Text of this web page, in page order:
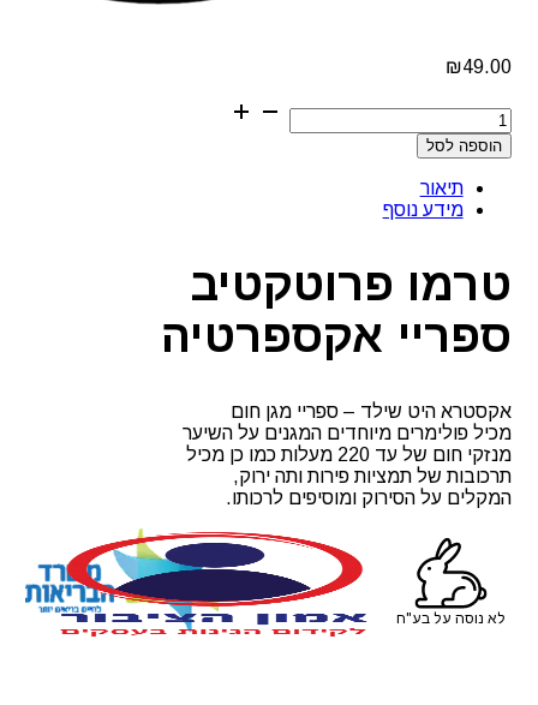
₪49.00
כמות
של
טרמו
ספריי
אקספרטיה
הוספה לסל
תיאור
מידע נוסף
טרמו פרוטקטיב
ספריי אקספרטיה
אקסטרא היט שילד – ספריי מגן חום
מכיל פולימרים מיוחדים המגנים על השיער
מנזקי חום של עד 220 מעלות כמו כן מכיל
תרכובות של תמציות פירות ותה ירוק,
המקלים על הסירוק ומוסיפים לרכותו.
לא נוסה על בע"ח